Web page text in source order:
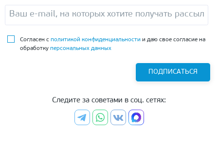
Согласен с политикой конфиденциальности и даю свое согласие на
обработку персональных данных
ПОДПИСАТЬСЯ
Следите за советами в соц. сетях: